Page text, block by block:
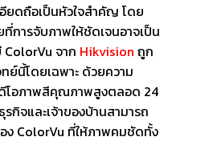
ยดถือเป็นหัวใจสำคัญ โดย
การจับภาพให้ชัดเจนอาจเป็น
ColorVu จาก Hikvision ถูก
ย์นี้โดยเฉพาะ ด้วยความ
โอภาพสีคุณภาพสูงตลอด 24
กิจและเจ้าของบ้านสามารถ
อง ColorVu ที่ให้ภาพคมชัดทั้ง